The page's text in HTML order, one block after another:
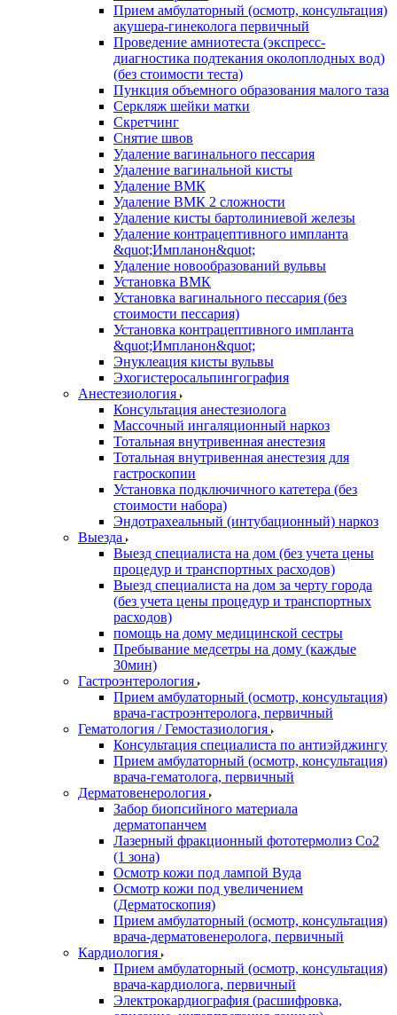
Прием амбулаторный (осмотр, консультация)
акушера-гинеколога первичный
Проведение амниотеста (экспресс-
диагностика подтекания околоплодных вод)
(без стоимости теста)
Пункция объемного образования малого таза
Серкляж шейки матки
Скретчинг
Снятие швов
Удаление вагинального пессария
Удаление вагинальной кисты
Удаление ВМК
Удаление ВМК 2 сложности
Удаление кисты бартолиниевой железы
Удаление контрацептивного импланта
&quot;Импланон&quot;
Удаление новообразований вульвы
Установка ВМК
Установка вагинального пессария (без
стоимости пессария)
Установка контрацептивного импланта
&quot;Импланон&quot;
Энуклеация кисты вульвы
Эхогистеросальпингография
Анестезиология
Консультация анестезиолога
Массочный ингаляционный наркоз
Тотальная внутривенная анестезия
Тотальная внутривенная анестезия для
гастроскопии
Установка подключичного катетера (без
стоимости набора)
Эндотрахеальный (интубационный) наркоз
Выезда
Выезд специалиста на дом (без учета цены
процедур и транспортных расходов)
Выезд специалиста на дом за черту города
(без учета цены процедур и транспортных
расходов)
помощь на дому медицинской сестры
Пребывание медсетры на дому (каждые
30мин)
Гастроэнтерология
Прием амбулаторный (осмотр, консультация)
врача-гастроэнтеролога, первичный
Гематология / Гемостазиология
Консультация специалиста по антиэйджингу
Прием амбулаторный (осмотр, консультация)
врача-гематолога, первичный
Дерматовенерология
Забор биопсийного материала
дерматопанчем
Лазерный фракционный фототермолиз Со2
(1 зона)
Осмотр кожи под лампой Вуда
Осмотр кожи под увеличением
(Дерматоскопия)
Прием амбулаторный (осмотр, консультация)
врача-дерматовенеролога, первичный
Кардиология
Прием амбулаторный (осмотр, консультация)
врача-кардиолога, первичный
Электрокардиография (расшифровка,